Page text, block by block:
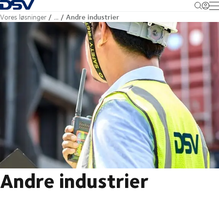
Tilbage til forsiden
Vores løsninger … Andre industrier
Andre industrier